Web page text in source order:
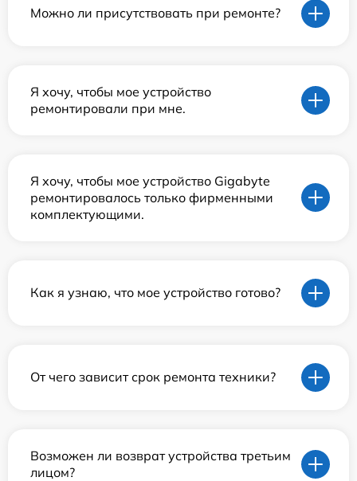
Можно ли присутствовать при ремонте?
Я хочу, чтобы мое устройство
ремонтировали при мне.
Я хочу, чтобы мое устройство Gigabyte
ремонтировалось только фирменными
комплектующими.
Как я узнаю, что мое устройство готово?
От чего зависит срок ремонта техники?
Возможен ли возврат устройства третьим
лицом?